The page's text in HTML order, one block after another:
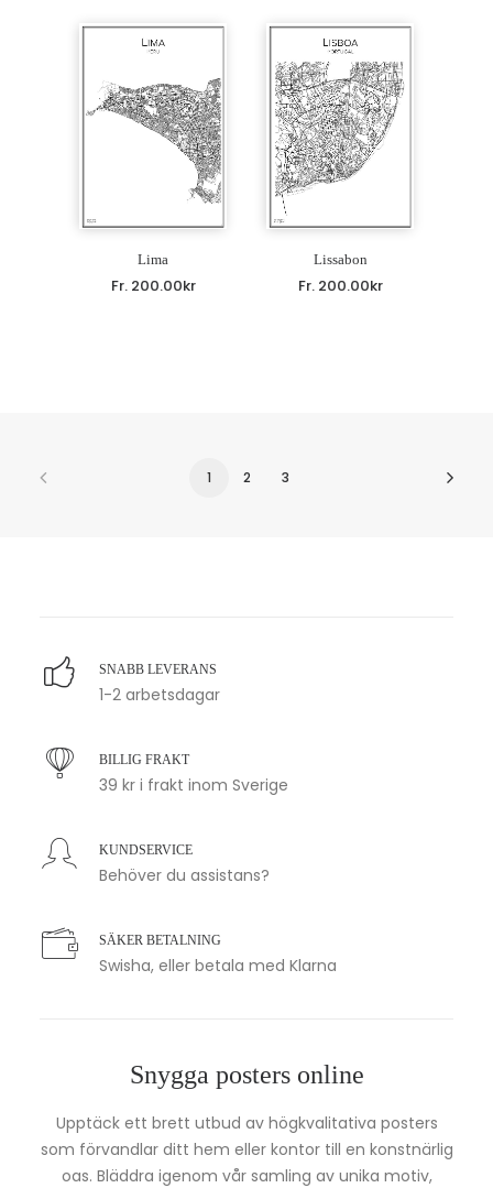
Lima
Fr. 200.00kr
Lissabon
Fr. 200.00kr
1 2 3
SNABB LEVERANS
1-2 arbetsdagar
BILLIG FRAKT
39 kr i frakt inom Sverige
KUNDSERVICE
Behöver du assistans?
SÄKER BETALNING
Swisha, eller betala med Klarna
Snygga posters online
Upptäck ett brett utbud av högkvalitativa posters
som förvandlar ditt hem eller kontor till en konstnärlig
oas. Bläddra igenom vår samling av unika motiv,